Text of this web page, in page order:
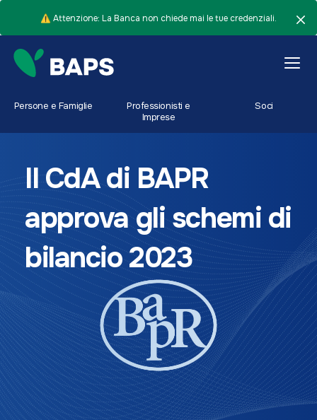
⚠️ Attenzione: La Banca non chiede mai le tue credenziali.
Persone e Famiglie
Professionisti e
Imprese
Soci
Il CdA di BAPR
approva gli schemi di
bilancio 2023